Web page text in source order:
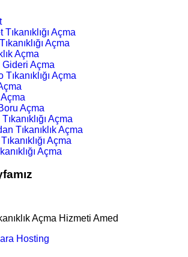
Açma
Açma
Açma
Gideri Açma
Tıkanıklığı Açma
Açma
Açma
Tıkanıklık Açma
Açma
Açma
Açma Hizmeti Amed
Hosting